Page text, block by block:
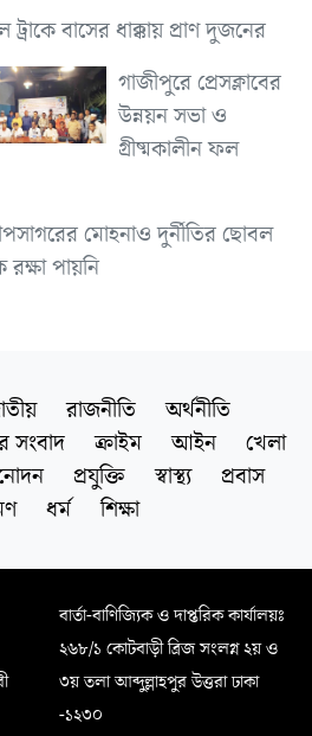
ট্রাকে বাসের ধাক্কায় প্রাণ দুজনের
গাজীপুরে প্রেসক্লাবের
উন্নয়ন সভা ও
গ্রীষ্মকালীন ফল
মোহনাও দুর্নীতির ছোবল
রক্ষা পায়নি
রাজনীতি
অর্থনীতি
সংবাদ ক্রাইম আইন
খেলা
প্রযুক্তি স্বাস্থ্য
প্রবাস
ধর্ম শিক্ষা
বার্তা-বাণিজ্যিক ও দাপ্তরিক কার্যালয়ঃ
২৬৮/১ কোটবাড়ী ব্রিজ সংলগ্ন ২য় ও
৩য় তলা আব্দুল্লাহপুর উত্তরা ঢাকা
-১২৩০